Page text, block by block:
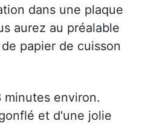
dans une plaque
aurez au préalable
papier de cuisson
minutes environ.
et d'une jolie